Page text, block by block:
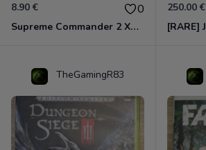
8.90 € 0
Supreme Commander 2 Xbox 360
250.00 €
TheGamingR83